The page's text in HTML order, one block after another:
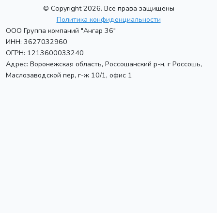
© Copyright 2026. Все права защищены
Политика конфиденциальности
ООО Группа компаний "Ангар 36"
ИНН: 3627032960
ОГРН: 1213600033240
Адрес: Воронежская область, Россошанский р-н, г Россошь,
Маслозаводской пер, г-ж 10/1, офис 1